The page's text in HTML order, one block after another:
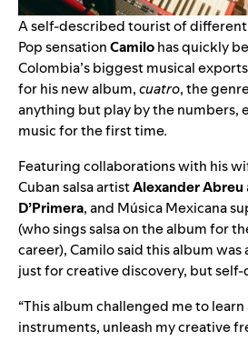
A self-described tourist of different
Pop sensationCamilohas quickly
Colombia’s biggest musical
for his new album,cuatro, the
anything but play by the numbers,
music for the first time.
Featuring collaborations with his
Cuban salsa artistAlexander Abreu
D’Primera, and Música Mexicana
(who sings salsa on the album for
career),Camilo said this album
just for creative discovery, but self-
​​“This album challenged me to
instruments, unleash my creative